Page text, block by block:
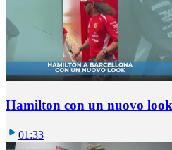
Hamilton con un nuovo look
01:33